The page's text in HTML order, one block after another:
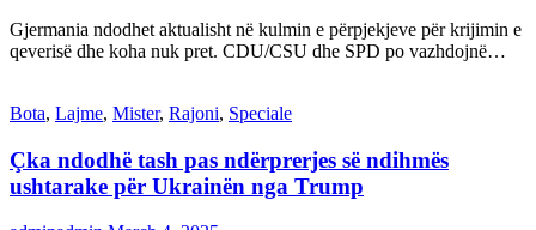
Gjermania ndodhet aktualisht në kulmin e përpjekjeve për krijimin e
qeverisë dhe koha nuk pret. CDU/CSU dhe SPD po vazhdojnë…
Bota, Lajme, Mister, Rajoni, Speciale
Çka ndodhë tash pas ndërprerjes së ndihmës
ushtarake për Ukrainën nga Trump